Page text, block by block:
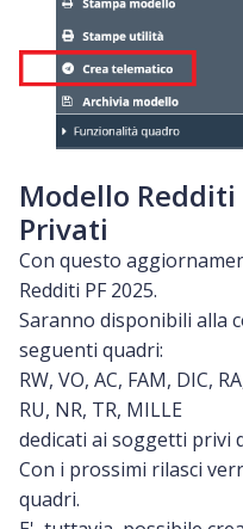
Modello Redditi
Privati
Con questo
Redditi PF 2025.
Saranno disponibili alla
seguenti quadri:
RW, VO, AC, FAM, DIC,
RU, NR, TR, MILLE
dedicati ai soggetti privi
Con i prossimi rilasci
quadri.